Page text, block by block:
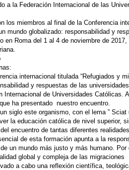
a la Federación Internacional de las
los miembros al final de la Conferencia
mundo globalizado: responsabilidad y
en Roma del 1 al 4 de noviembre de 2017,
internacional titulada “Refugiados y
y respuestas de las
Internacional de Universidades Católicas.
ha presentado nuestro encuentro.
siglo este organismo, con el lema ” Sciat
la educación católica de nivel superior,
encuentro de tantas diferentes realidades
de esta formación apunta a la
un mundo más justo y más humano. Por
global y compleja de las migraciones
a cabo una reflexión científica,